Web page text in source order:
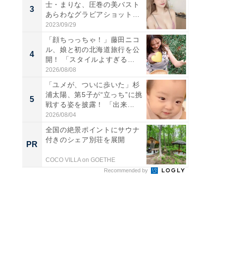
3
士・まりな、圧巻の美バスト
あらわなグラビアショット公
開...
2023/09/29
4
「顔ちっっちゃ！」藤田ニコ
ル、娘と初の北海道旅行を公
開！ 「スタイルよすぎる
よ〜...
2026/08/08
5
「ユメが、ついに歩いた」杉
浦太陽、第5子が“立っち”に挑
戦する姿を披露！ 「出来...
2026/08/04
PR
全国の絶景ポイントにサウナ
付きのシェア別荘を展開
COCO VILLA on GOETHE
Recommended by